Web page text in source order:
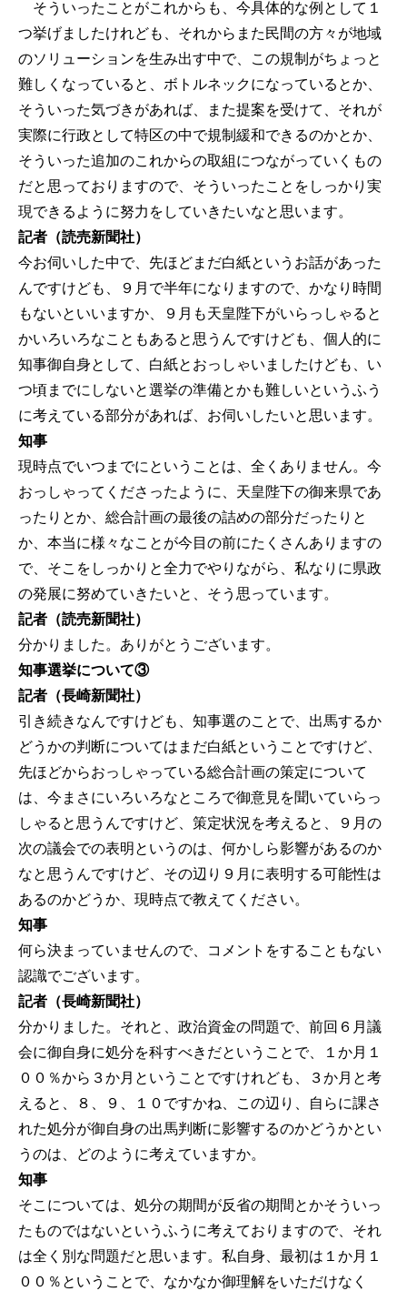
そういったことがこれからも、今具体的な例として１
つ挙げましたけれども、それからまた民間の方々が地域
のソリューションを生み出す中で、この規制がちょっと
難しくなっていると、ボトルネックになっているとか、
そういった気づきがあれば、また提案を受けて、それが
実際に行政として特区の中で規制緩和できるのかとか、
そういった追加のこれからの取組につながっていくもの
だと思っておりますので、そういったことをしっかり実
現できるように努力をしていきたいなと思います。
記者（読売新聞社）
今お伺いした中で、先ほどまだ白紙というお話があった
んですけども、９月で半年になりますので、かなり時間
もないといいますか、９月も天皇陛下がいらっしゃると
かいろいろなこともあると思うんですけども、個人的に
知事御自身として、白紙とおっしゃいましたけども、い
つ頃までにしないと選挙の準備とかも難しいというふう
に考えている部分があれば、お伺いしたいと思います。
知事
現時点でいつまでにということは、全くありません。今
おっしゃってくださったように、天皇陛下の御来県であ
ったりとか、総合計画の最後の詰めの部分だったりと
か、本当に様々なことが今目の前にたくさんありますの
で、そこをしっかりと全力でやりながら、私なりに県政
の発展に努めていきたいと、そう思っています。
記者（読売新聞社）
分かりました。ありがとうございます。
知事選挙について③
記者（長崎新聞社）
引き続きなんですけども、知事選のことで、出馬するか
どうかの判断についてはまだ白紙ということですけど、
先ほどからおっしゃっている総合計画の策定について
は、今まさにいろいろなところで御意見を聞いていらっ
しゃると思うんですけど、策定状況を考えると、９月の
次の議会での表明というのは、何かしら影響があるのか
なと思うんですけど、その辺り９月に表明する可能性は
あるのかどうか、現時点で教えてください。
知事
何ら決まっていませんので、コメントをすることもない
認識でございます。
記者（長崎新聞社）
分かりました。それと、政治資金の問題で、前回６月議
会に御自身に処分を科すべきだということで、１か月１
００％から３か月ということですけれども、３か月と考
えると、８、９、１０ですかね、この辺り、自らに課さ
れた処分が御自身の出馬判断に影響するのかどうかとい
うのは、どのように考えていますか。
知事
そこについては、処分の期間が反省の期間とかそういっ
たものではないというふうに考えておりますので、それ
は全く別な問題だと思います。私自身、最初は１か月１
００％ということで、なかなか御理解をいただけなく